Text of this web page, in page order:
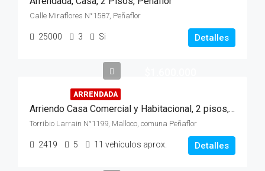
Calle Miraflores N°1587, Peñaflor
25000 3 Si Detalles
ARRENDADA
Arriendo Casa Comercial y Habitacional, 2 pisos, Peñaflor
Torribio Larrain N°1199, Malloco, comuna Peñaflor
2419 5 11 vehículos aprox. Detalles